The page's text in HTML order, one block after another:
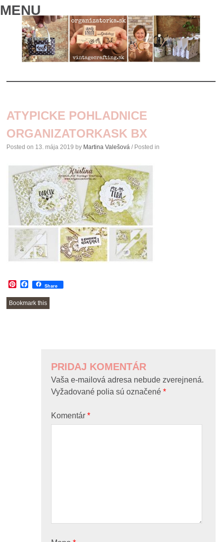
MENU
CONTENT
ATYPICKE POHLADNICE
ORGANIZATORKASK BX
Posted on 13. mája 2019 by Martina Valešová / Posted in
Pinterest
Facebook
Share
Bookmark this
PRIDAJ KOMENTÁR
Vaša e-mailová adresa nebude zverejnená.
Vyžadované polia sú označené*
Komentár*